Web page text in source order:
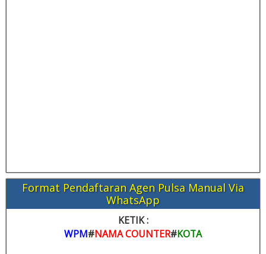
Format Pendaftaran Agen Pulsa Manual Via
WhatsApp
KETIK :
WPM#NAMA COUNTER#KOTA